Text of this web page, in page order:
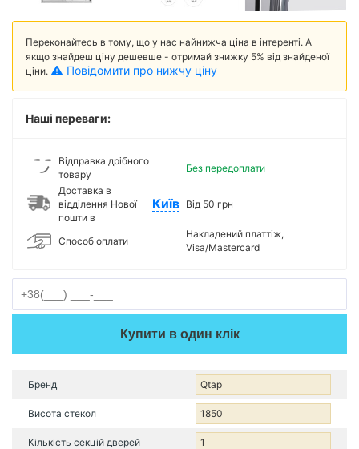
Переконайтесь в тому, що у нас найнижча ціна в інтеренті. А
якщо знайдеш ціну дешевше - отримай знижку 5% від знайденої
ціни.
Повідомити про нижчу ціну
Наші переваги:
Відправка дрібного
товару
Без передоплати
Доставка в
відділення Нової
пошти в
Київ Від 50 грн
Способ оплати
Накладений платтіж,
Visa/Mastercard
Купити в один клік
Бренд Qtap
Висота стекол 1850
Кількість секцій дверей 1